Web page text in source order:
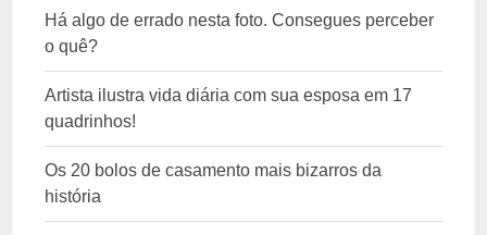
Há algo de errado nesta foto. Consegues perceber
o quê?
Artista ilustra vida diária com sua esposa em 17
quadrinhos!
Os 20 bolos de casamento mais bizarros da
história